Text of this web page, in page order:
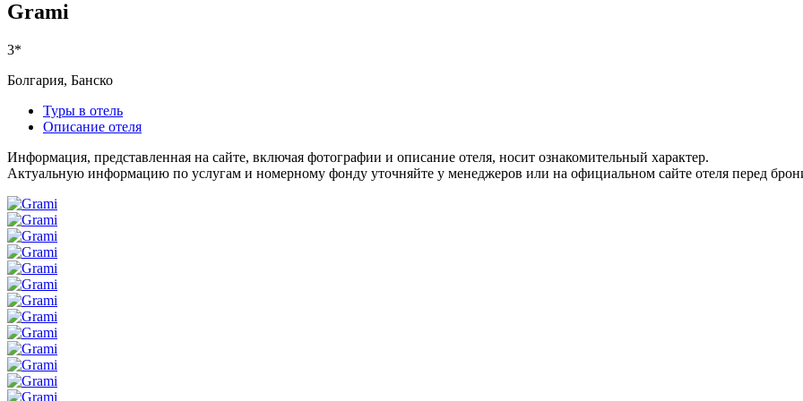
Grami
3*
Болгария, Банско
Туры в отель
Описание отеля
Информация, представленная на сайте, включая фотографии и описание отеля, носит ознакомительный характер.
Актуальную информацию по услугам и номерному фонду уточняйте у менеджеров или на официальном сайте отеля перед